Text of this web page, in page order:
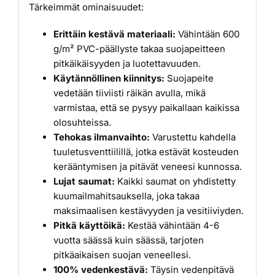
Tärkeimmät ominaisuudet:
Erittäin kestävä materiaali: Vähintään 600
g/m² PVC-päällyste takaa suojapeitteen
pitkäikäisyyden ja luotettavuuden.
Käytännöllinen kiinnitys: Suojapeite
vedetään tiiviisti räikän avulla, mikä
varmistaa, että se pysyy paikallaan kaikissa
olosuhteissa.
Tehokas ilmanvaihto: Varustettu kahdella
tuuletusventtiilillä, jotka estävät kosteuden
kerääntymisen ja pitävät veneesi kunnossa.
Lujat saumat: Kaikki saumat on yhdistetty
kuumailmahitsauksella, joka takaa
maksimaalisen kestävyyden ja vesitiiviyden.
Pitkä käyttöikä: Kestää vähintään 4-6
vuotta säässä kuin säässä, tarjoten
pitkäaikaisen suojan veneellesi.
100% vedenkestävä: Täysin vedenpitävä